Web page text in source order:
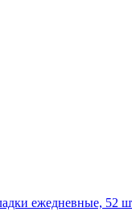
ежедневные, 52